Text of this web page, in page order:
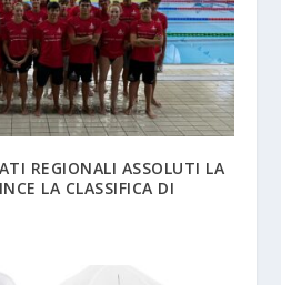
REGIONALI ASSOLUTI LA
LA CLASSIFICA DI